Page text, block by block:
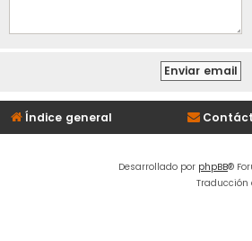
Índice general
Desarrollado por phpBB®
Traducción